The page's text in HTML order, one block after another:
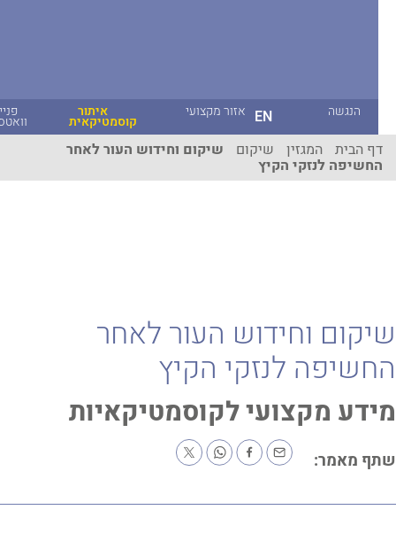
פניית
וואטסאפ
איתור
קוסמטיקאית
אזור מקצועי הנגשה
הבית המגזין שיקום שיקום וחידוש העור לאחר
לנזקי הקיץ
וחידוש העור לאחר
לנזקי הקיץ
מקצועי לקוסמטיקאיות
מאמר: